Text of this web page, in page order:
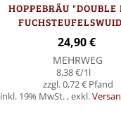
HOPPEBRÄU "DOUBLE
FLASCHEN
24,90 €
MEHRWEG
8,38 €/1l
0,72 €
inkl. 19% MwSt. ,exkl.